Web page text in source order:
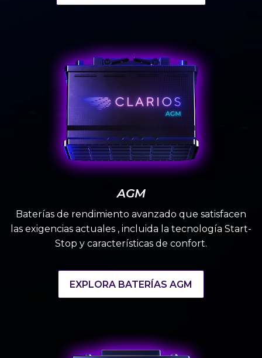
AGM
Baterías de rendimiento avanzado que satisfacen
las exigencias actuales , incluida la tecnología Start-
Stop y características de confort.
EXPLORA BATERÍAS AGM